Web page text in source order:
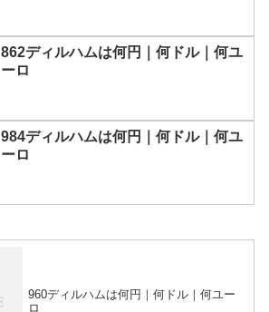
862ディルハムは何円｜何ドル｜何ユ
ーロ
984ディルハムは何円｜何ドル｜何ユ
ーロ
960ディルハムは何円｜何ドル｜何ユー
ロ